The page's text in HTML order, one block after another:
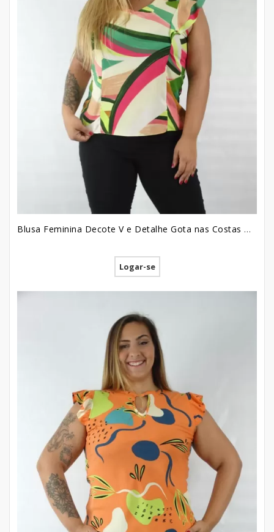
Blusa Feminina Decote V e Detalhe Gota nas Costas Babado Sobreposto em Viscose Plus Size Geometrico Colors [2209034]
Logar-se